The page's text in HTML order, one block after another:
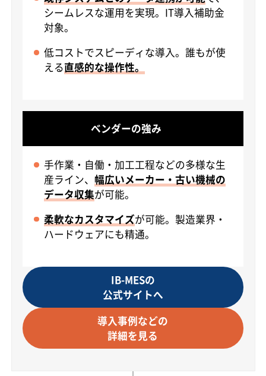
シームレスな運用を実現。IT導入補助金
対象。
低コストでスピーディな導入。誰もが使
える直感的な操作性。
ベンダーの強み
手作業・自働・加工工程などの多様な生
産ライン、幅広いメーカー・古い機械の
データ収集が可能。
柔軟なカスタマイズが可能。製造業界・
ハードウェアにも精通。
IB-MESの
公式サイトへ
導入事例などの
詳細を見る